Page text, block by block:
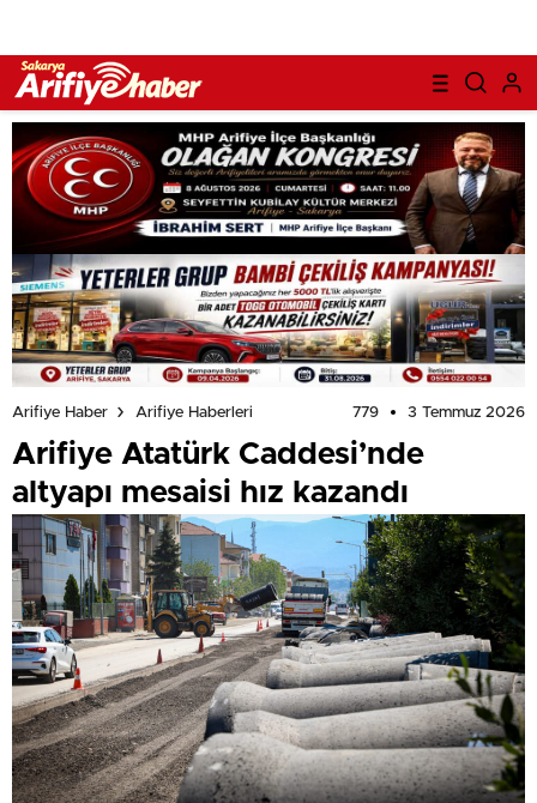
Arifiye Haber Arifiye Haberleri 779 3 Temmuz 2026
Arifiye Atatürk Caddesi’nde
altyapı mesaisi hız kazandı